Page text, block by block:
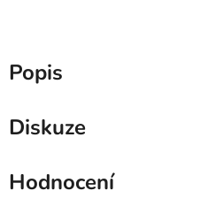
Popis
Diskuze
Hodnocení